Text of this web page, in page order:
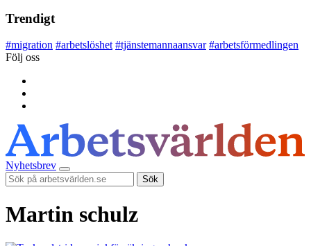
Trendigt
#migration #arbetslöshet #tjänstemannaansvar #arbetsförmedlingen
Följ oss
Nyhetsbrev
Sök
Martin schulz